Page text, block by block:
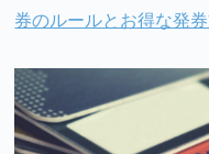
券のルールとお得な発券